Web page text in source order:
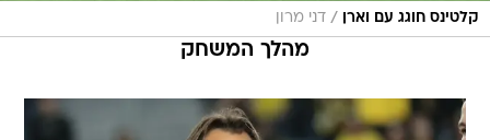
קלטינס חוגג עם וארן / דני מרון
מהלך המשחק